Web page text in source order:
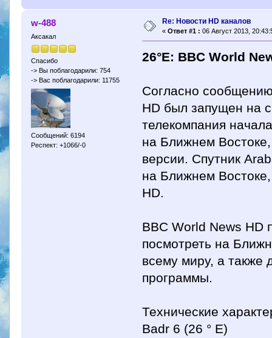
w-488
Аксакал
Спасибо
-> Вы поблагодарили: 754
-> Вас поблагодарили: 11755
Сообщений: 6194
Респект: +1066/-0
Re: Новости HD каналов
« Ответ #1 : 06 Август 2013,
26°E: BBC World
Согласно
HD был запущен на
телекомпания
на Ближнем
версии. Спутник
на Ближнем Востоке,
HD.
BBC World News HD
посмотреть на
всему миру, а также
программы.
Технические
Badr 6 (26 ° E)